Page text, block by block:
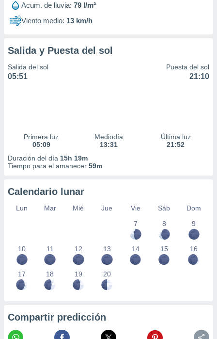
Acum. de lluvia: 79 l/m²
Viento medio: 13 km/h
Salida y Puesta del sol
Salida del sol
05:51
Puesta del sol
21:10
Primera luz
05:09
Mediodía
13:31
Última luz
21:52
Duración del día 15h 19m
Tiempo para el amanecer 59m
Calendario lunar
Lun Mar Mié Jue Vie Sáb
Dom
7
8 9
10 11 12 13 14 15 16
17 18 19 20
Compartir predicción